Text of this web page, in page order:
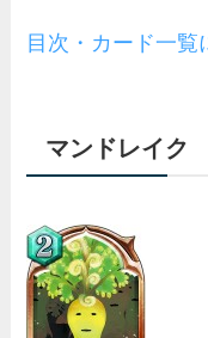
目次・カード一覧
マンドレイク